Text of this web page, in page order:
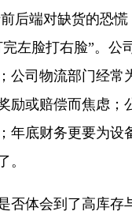
端对缺货的恐
左脸打右脸”。
司物流部门经
或赔偿而焦虑
底财务更要为
。
体会到了高库